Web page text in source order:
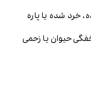
خرد شده یا پاره
حیوان یا زحمی